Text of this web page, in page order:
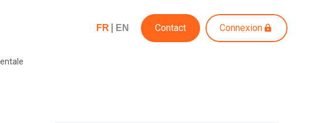
FR EN Contact Connexion